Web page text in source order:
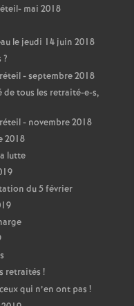
mai 2018
le jeudi 14 juin 2018
?
- septembre 2018
de tous les retraité-e-s,
- novembre 2018
2018
lutte
du 5 février
retraités !
qui n’en ont pas !